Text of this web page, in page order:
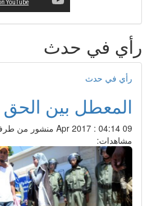
رأي في حدث
رأي في حدث
المعطل بين
09 Apr 2017 : 04:14 منشور من
مشاهدات: